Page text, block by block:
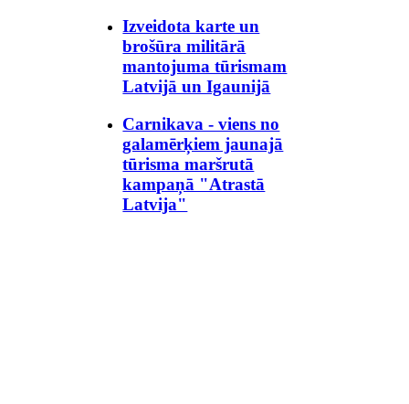
Izveidota karte un
brošūra militārā
mantojuma tūrismam
Latvijā un Igaunijā
Carnikava - viens no
galamērķiem jaunajā
tūrisma maršrutā
kampaņā "Atrastā
Latvija"